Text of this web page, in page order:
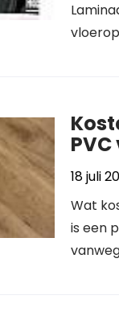
18 juli
Wat
is een